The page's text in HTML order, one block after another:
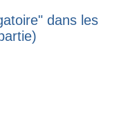
dans les